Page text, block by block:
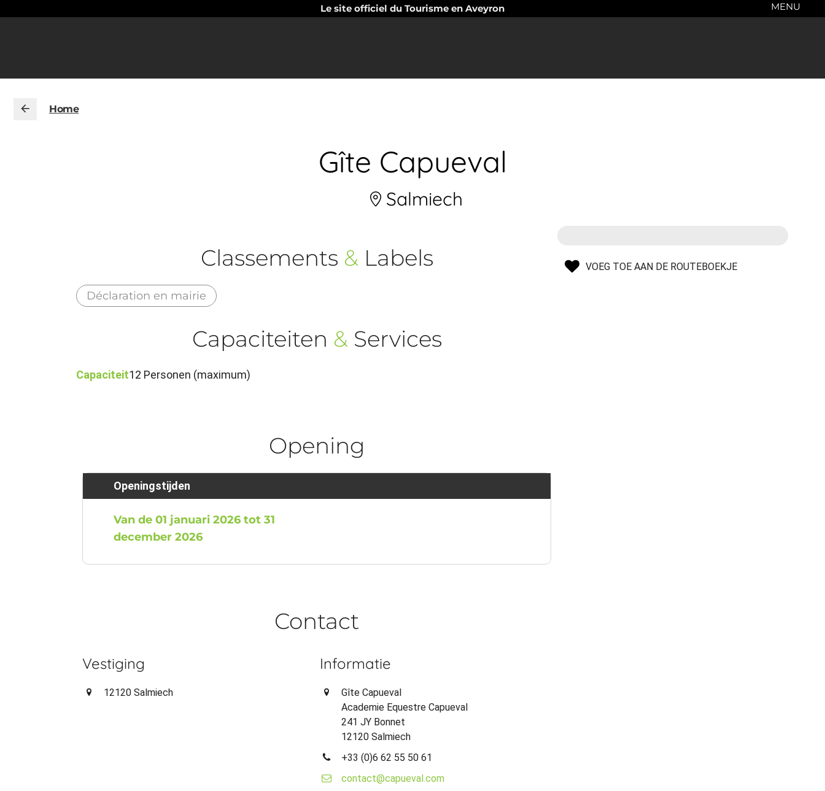
Le site officiel du Tourisme en Aveyron MENU
Home
Gîte Capueval
Salmiech
VOEG TOE AAN DE ROUTEBOEKJE
Classements & Labels
Déclaration en mairie
Capaciteiten & Services
Capaciteit12 Personen (maximum)
Opening
Openingstijden
Van de 01 januari 2026 tot 31
december 2026
Contact
Vestiging
12120 Salmiech
Informatie
Gîte Capueval
Academie Equestre Capueval
241 JY Bonnet
12120 Salmiech
+33 (0)6 62 55 50 61
contact@capueval.com